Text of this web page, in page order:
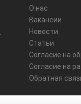
О нас
Вакансии
Новости
Статьи
Согласие на
Согласие на
Обратная